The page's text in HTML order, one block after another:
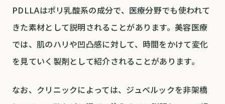
PDLLAはポリ乳酸系の成分で、医療分野でも使われて
きた素材として説明されることがあります。美容医療
では、肌のハリや凹凸感に対して、時間をかけて変化
を見ていく製剤として紹介されることがあります。
なお、クリニックによっては、ジュベルックを非架橋